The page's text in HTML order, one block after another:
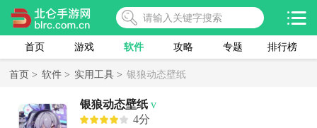
首页 游戏 软件 攻略 专题 排行榜
首页 > 软件 > 实用工具 > 银狼动态壁纸
银狼动态壁纸 v
4分